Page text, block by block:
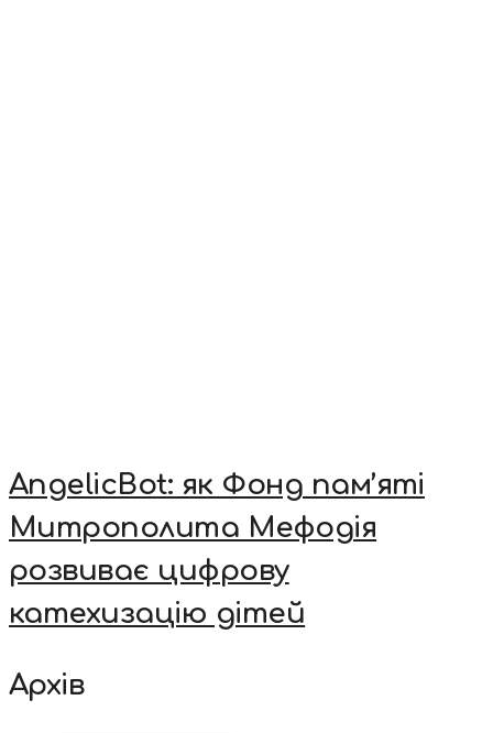
AngelicBot: як Фонд пам’яті
Митрополита Мефодія
розвиває цифрову
катехизацію дітей
Архів